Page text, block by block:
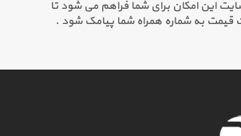
این امکان برای شما فراهم می شود تا
قیمت به شماره همراه شما پیامک شود .